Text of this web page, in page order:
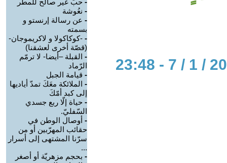
- حبّ غير صالح للمطر
- نعُوشة
- عن رسالة إرنستو و
بسمته
- -كوكاكولا و لاكريموجان-
(قصّة أخرى لعشقنا)
- القبلة –أيضا- لا ترمّم
الرّماد
- قيامة الجبل
- الملائكة معَكَ تمدّ أياديها
إلى كبد أمّكَ
- حياة إلّا ربع جسدي
السّفليّ.
- أوصال الوطن في
حقائب المهرّبين أو من
سرّنا المشتهى إلى أسرار
...
- بحجم مزهريّة أو أصغر